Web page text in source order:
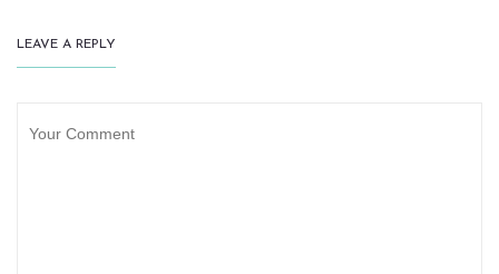
LEAVE A REPLY